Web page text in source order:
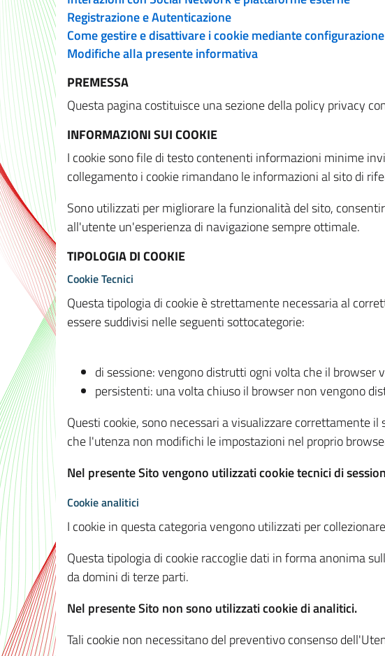
Registrazione e Autenticazione
Come gestire e disattivare i cookie mediante
Modifiche alla presente informativa
PREMESSA
Questa pagina costituisce una sezione della policy privacy
INFORMAZIONI SUI COOKIE
I cookie sono file di testo contenenti informazioni minime
collegamento i cookie rimandano le informazioni al sito di
Sono utilizzati per migliorare la funzionalità del sito,
all'utente un'esperienza di navigazione sempre ottimale.
TIPOLOGIA DI COOKIE
Cookie Tecnici
Questa tipologia di cookie è strettamente necessaria al
essere suddivisi nelle seguenti sottocategorie:
di sessione: vengono distrutti ogni volta che il browser
persistenti: una volta chiuso il browser non vengono
Questi cookie, sono necessari a visualizzare correttamente
che l'utenza non modifichi le impostazioni nel proprio
Nel presente Sito vengono utilizzati cookie tecnici di
Cookie analitici
I cookie in questa categoria vengono utilizzati per
Questa tipologia di cookie raccoglie dati in forma anonima
da domini di terze parti.
Nel presente Sito non sono utilizzati cookie di analitici.
Tali cookie non necessitano del preventivo consenso